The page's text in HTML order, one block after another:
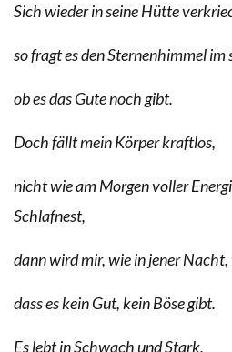
Sich wieder in seine Hütte
so fragt es den Sternenhimmel
ob es das Gute noch gibt.
Doch fällt mein Körper kraftlos,
nicht wie am Morgen voller
Schlafnest,
dann wird mir, wie in jener
dass es kein Gut, kein Böse gibt.
Es lebt in Schwach und Stark,